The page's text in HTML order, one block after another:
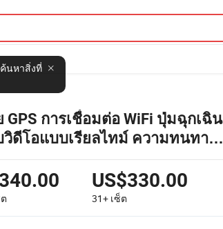
ค้นหาสิ่งที่
การเชื่อมต่อ WiFi ปุ่มฉุกเฉิน
วิดีโอแบบเรียลไทม์ ความทนทาน
ารณ์ยาม
US$330.00
31+ เซ็ต